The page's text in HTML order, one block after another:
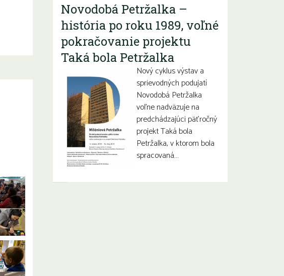
Novodobá Petržalka –
história po roku 1989, voľné
pokračovanie projektu
Taká bola Petržalka
Nový cyklus výstav a
sprievodných podujatí
Novodobá Petržalka
voľne nadväzuje na
predchádzajúci päťročný
projekt Taká bola
Petržalka, v ktorom bola
spracovaná…